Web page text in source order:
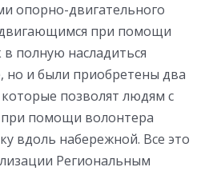
опорно-двигательного
при помощи
полную насладиться
но и были приобретены два
позволят людям с
помощи волонтера
вдоль набережной. Все это
Региональным